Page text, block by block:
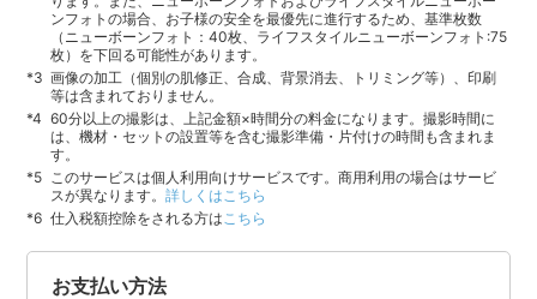
ンフォトの場合、お子様の安全を最優先に進行するため、基準枚数
（ニューボーンフォト：40枚、ライフスタイルニューボーンフォト:75
枚）を下回る可能性があります。
画像の加工（個別の肌修正、合成、背景消去、トリミング等）、印刷
等は含まれておりません。
60分以上の撮影は、上記金額×時間分の料金になります。撮影時間に
は、機材・セットの設置等を含む撮影準備・片付けの時間も含まれま
す。
このサービスは個人利用向けサービスです。商用利用の場合はサービ
スが異なります。詳しくはこちら
仕入税額控除をされる方は こちら
お支払い方法